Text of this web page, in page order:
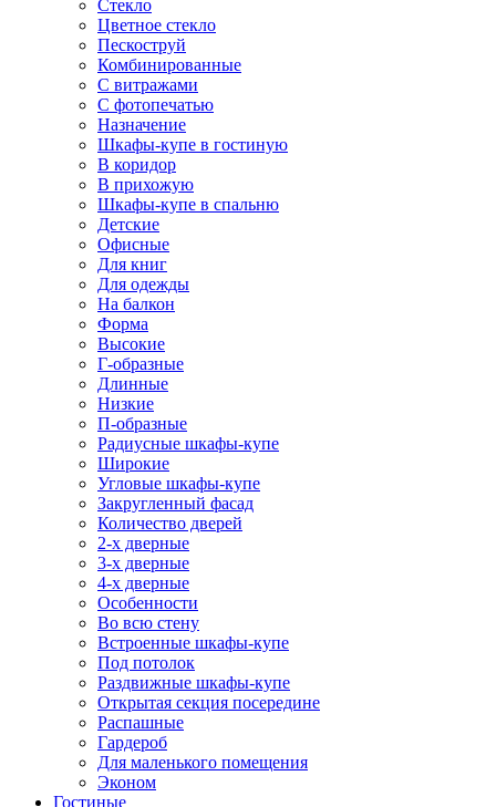
Стекло
Цветное стекло
Пескоструй
Комбинированные
С витражами
С фотопечатью
Назначение
Шкафы-купе в гостиную
В коридор
В прихожую
Шкафы-купе в спальню
Детские
Офисные
Для книг
Для одежды
На балкон
Форма
Высокие
Г-образные
Длинные
Низкие
П-образные
Радиусные шкафы-купе
Широкие
Угловые шкафы-купе
Закругленный фасад
Количество дверей
2-х дверные
3-х дверные
4-х дверные
Особенности
Во всю стену
Встроенные шкафы-купе
Под потолок
Раздвижные шкафы-купе
Открытая секция посередине
Распашные
Гардероб
Для маленького помещения
Эконом
Гостиные